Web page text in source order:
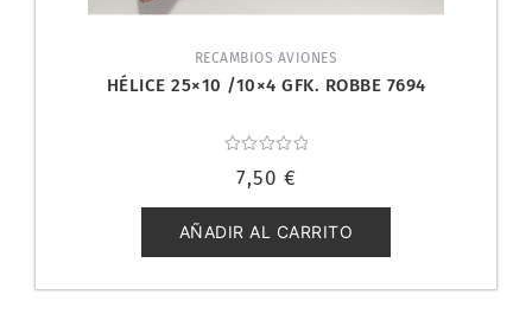
RECAMBIOS AVIONES
HÉLICE 25×10 /10×4 GFK. ROBBE 7694
con
de
5
7,50 €
AÑADIR AL CARRITO